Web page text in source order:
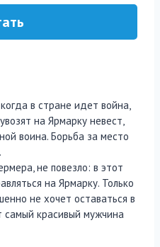
в стране идет война,
на Ярмарку невест,
воина. Борьба за место
не повезло: в этот
на Ярмарку. Только
не хочет оставаться в
самый красивый мужчина